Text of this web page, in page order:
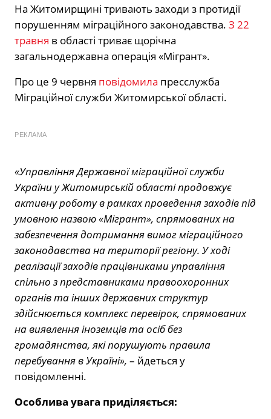
На Житомирщині тривають заходи з протидії
порушенням міграційного законодавства. З 22
травня в області триває щорічна
загальнодержавна операція «Мігрант».
Про це 9 червня повідомила пресслужба
Міграційної служби Житомирської області.
РЕКЛАМА
«Управління Державної міграційної служби
України у Житомирській області продовжує
активну роботу в рамках проведення заходів під
умовною назвою «Мігрант», спрямованих на
забезпечення дотримання вимог міграційного
законодавства на території регіону. У ході
реалізації заходів працівниками управління
спільно з представниками правоохоронних
органів та інших державних структур
здійснюється комплекс перевірок, спрямованих
на виявлення іноземців та осіб без
громадянства, які порушують правила
перебування в Україні», – йдеться у
повідомленні.
Особлива увага приділяється: